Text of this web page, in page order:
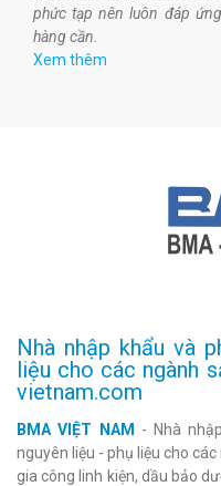
phức tạp nên luôn đáp
hàng cần.
Xem thêm
Nhà nhập khẩu và
liệu cho các ngành
vietnam.com
BMA VIỆT NAM
- Nhà
nguyên liệu - phụ liệu cho
gia công linh kiện, dầu bảo